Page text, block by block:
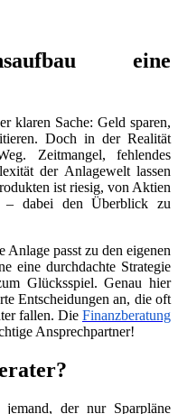
eine
klaren Sache: Geld sparen,
Doch in der Realität
Zeitmangel, fehlendes
der Anlagewelt lassen
ist riesig, von Aktien
dabei den Überblick zu
passt zu den eigenen
eine durchdachte Strategie
Glücksspiel. Genau hier
Entscheidungen an, die oft
fallen. Die Finanzberatung
Ansprechpartner!
der nur Sparpläne